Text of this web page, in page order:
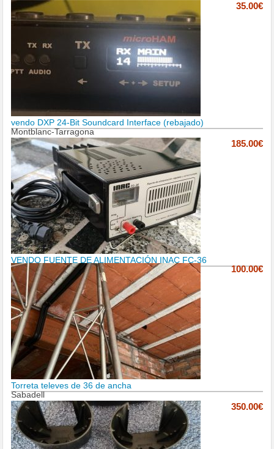
35.00€
vendo DXP 24-Bit Soundcard Interface (rebajado)
Montblanc-Tarragona
185.00€
VENDO FUENTE DE ALIMENTACIÓN INAC FC-36
100.00€
Torreta televes de 36 de ancha
Sabadell
350.00€